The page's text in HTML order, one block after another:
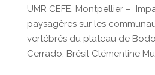
UMR CEFE, Montpellier –
paysagères sur les
vertébrés du plateau de
Cerrado, Brésil Clémentine